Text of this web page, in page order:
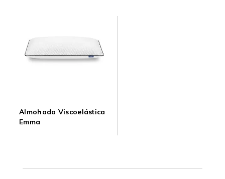
Almohada Viscoelástica
Emma